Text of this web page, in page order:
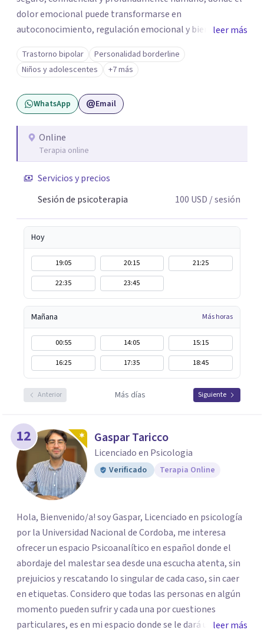
dolor emocional puede transformarse en
autoconocimiento, regulación emocional y bienestar.
Trabajo desde un enfoque integrativo que combina
psicoanálisis, terapia somática y de trauma, psicología
corporal, Mentalization Based Therapy (MBT),
hipnoterapia y respiración neurodinámica, integrando
actualmente la Psicología Analítica Junguiana. Mi
ecopsicología y el trabajo simbólico con el inconsciente,
entendiendo que cada proceso terapéutico es único y
leer más
Trastorno bipolar
Personalidad borderline
Niños y adolescentes
+7 más
WhatsApp Email
Online
Terapia online
Servicios y precios
Sesión de psicoterapia
100 USD / sesión
Hoy
19:05 20:15
21:25
22:35
23:45
Mañana Más horas
00:55 14:05
15:15
16:25
17:35 18:45
Anterior Más días Siguiente
12 Gaspar Taricco
Licenciado en Psicologia
Verificado Terapia Online
Hola, Bienvenido/a! soy Gaspar, Licenciado en psicología
por la Universidad Nacional de Cordoba, me interesa
ofrecer un espacio Psicoanalítico en español donde el
abordaje del malestar sea desde una escucha atenta, sin
prejuicios y rescatando lo singular de cada caso, sin caer
en etiquetas. Considero que todas las personas en algún
momento pueden sufrir y cada una por cuestiones
particulares, es en mi espacio donde se le dará un lugar a
leer más